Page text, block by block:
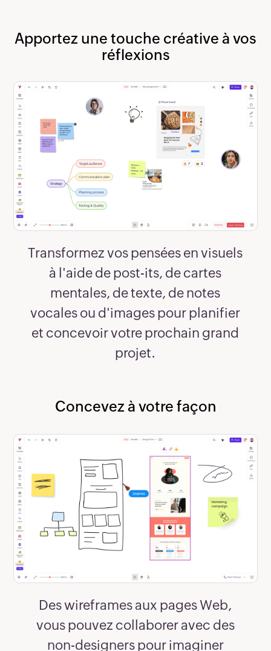
Apportez une touche créative à vos
réflexions
Transformez vos pensées en visuels
à l'aide de post-its, de cartes
mentales, de texte, de notes
vocales ou d'images pour planifier
et concevoir votre prochain grand
projet.
Concevez à votre façon
Des wireframes aux pages Web,
vous pouvez collaborer avec des
non-designers pour imaginer